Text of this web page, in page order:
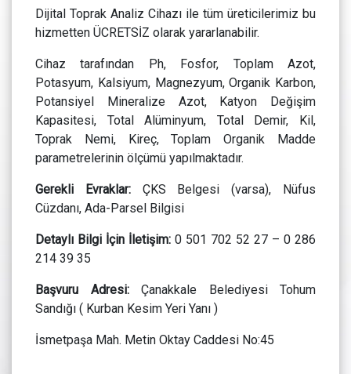
Dijital Toprak Analiz Cihazı ile tüm üreticilerimiz bu
hizmetten ÜCRETSİZ olarak yararlanabilir.
Cihaz tarafından Ph, Fosfor, Toplam Azot,
Potasyum, Kalsiyum, Magnezyum, Organik Karbon,
Potansiyel Mineralize Azot, Katyon Değişim
Kapasitesi, Total Alüminyum, Total Demir, Kil,
Toprak Nemi, Kireç, Toplam Organik Madde
parametrelerinin ölçümü yapılmaktadır.
Gerekli Evraklar:ÇKS Belgesi (varsa), Nüfus
Cüzdanı, Ada-Parsel Bilgisi
Detaylı Bilgi İçin İletişim: 0 501 702 52 27 – 0 286
214 39 35
Başvuru Adresi: Çanakkale Belediyesi Tohum
Sandığı ( Kurban Kesim Yeri Yanı )
İsmetpaşa Mah. Metin Oktay Caddesi No:45